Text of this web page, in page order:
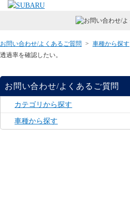
お問い合わせ/よくあるご質問 > 車種から探す
透過率を確認したい。
お問い合わせ/よくあるご質問
カテゴリから探す
車種から探す